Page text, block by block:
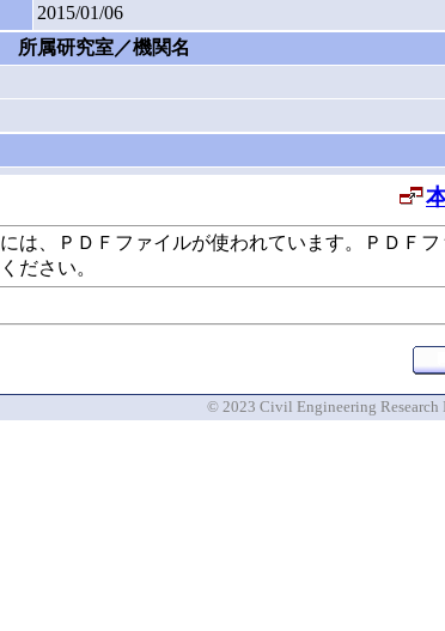
2015/01/06
所属研究室／機関名
は、ＰＤＦファイルが使われています。ＰＤＦフ
ださい。
© 2023 Civil Engineering Research